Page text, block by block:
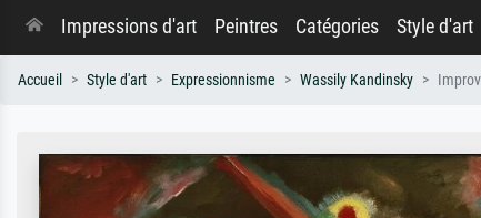
Impressions d'art Peintres Catégories Style d'art
Accueil Style d'art Expressionnisme Wassily Kandinsky